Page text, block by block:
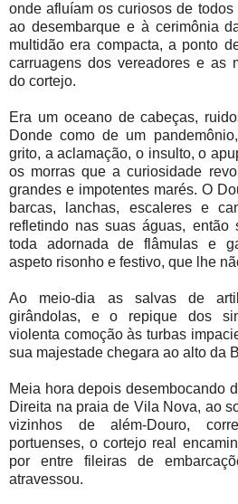
onde afluíam os curiosos de
ao desembarque e à cerimônia
multidão era compacta, a ponto
carruagens dos vereadores e as
do cortejo.
Era um oceano de cabeças,
Donde como de um
grito, a aclamação, o insulto, o
os morras que a curiosidade
grandes e impotentes marés. O
barcas, lanchas, escaleres e
refletindo nas suas águas, então
toda adornada de flâmulas e
aspeto risonho e festivo, que lhe
Ao meio-dia as salvas de
girândolas, e o repique dos
violenta comoção às turbas
sua majestade chegara ao alto da
Meia hora depois desembocando
Direita na praia de Vila Nova, ao
vizinhos de além-Douro,
portuenses, o cortejo real
por entre fileiras de
atravessou.